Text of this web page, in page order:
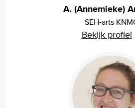
FrançaisA. (Annemieke)
SEH-arts
Bekijk profiel